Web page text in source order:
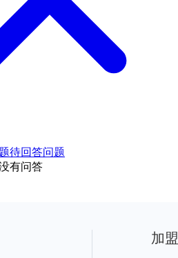
待回答问题
有问答
加